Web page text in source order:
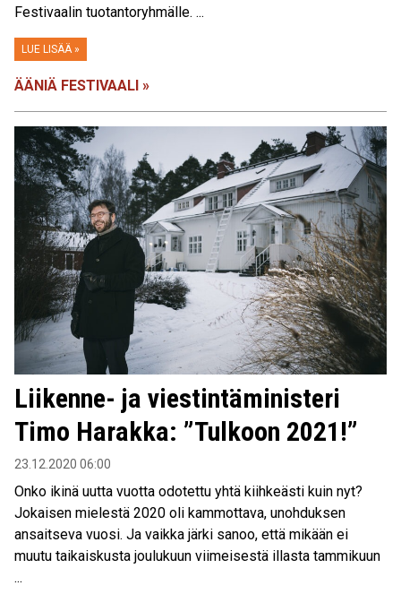
Festivaalin tuotantoryhmälle. ...
LUE LISÄÄ »
ÄÄNIÄ FESTIVAALI »
Liikenne- ja viestintäministeri
Timo Harakka: ”Tulkoon 2021!”
23.12.2020 06:00
Onko ikinä uutta vuotta odotettu yhtä kiihkeästi kuin nyt?
Jokaisen mielestä 2020 oli kammottava, unohduksen
ansaitseva vuosi. Ja vaikka järki sanoo, että mikään ei
muutu taikaiskusta joulukuun viimeisestä illasta tammikuun
...